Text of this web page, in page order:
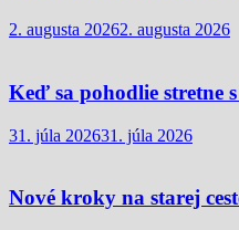
2. augusta 20262. augusta 2026
Keď sa pohodlie stretne
31. júla 202631. júla 2026
Nové kroky na starej